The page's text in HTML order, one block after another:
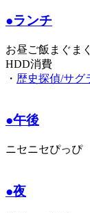
●ランチ
お昼ご飯まぐま
HDD消費
・ 歴史探偵/サグ
●午後
ニセニセぴっぴ
●夜